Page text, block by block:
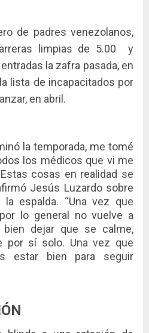
de padres venezolanos,
limpias de 5.00 y
la zafra pasada, en
lista de incapacitados por
en abril.
la temporada, me tomé
los médicos que vi me
cosas en realidad se
Jesús Luzardo sobre
la espalda. “Una vez que
lo general no vuelve a
dejar que se calme,
por sí solo. Una vez que
estar bien para seguir